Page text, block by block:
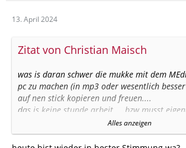
13. April 2024
Zitat von Christian Maisch
was is daran schwer die mukke mit dem
pc zu machen (in mp3 oder wesentlich besser
auf nen stick kopieren und freuen....
das is keine stunde arbeit.... bzw musst
achtung freche antwort....
ich versteh es net wie faul die menschheit
Alles anzeigen